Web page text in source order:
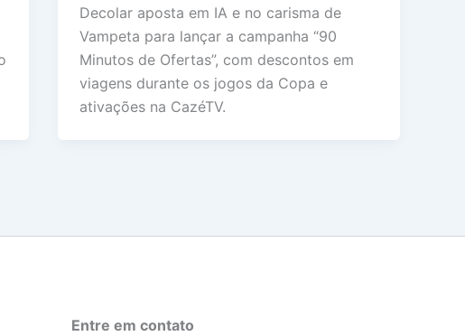
Decolar aposta em IA e no carisma de
Vampeta para lançar a campanha “90
Minutos de Ofertas”, com descontos em
viagens durante os jogos da Copa e
ativações na CazéTV.
Entre em contato